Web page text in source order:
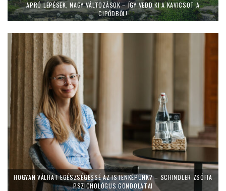
APRÓ LÉPÉSEK, NAGY VÁLTOZÁSOK – ÍGY VEDD KI A KAVICSOT A
CIPŐDBŐL!
HOGYAN VÁLHAT EGÉSZSÉGESSÉ AZ ISTENKÉPÜNK? – SCHINDLER ZSÓFIA
PSZICHOLÓGUS GONDOLATAI